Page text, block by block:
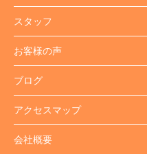
スタッフ
お客様の声
ブログ
アクセスマップ
会社概要